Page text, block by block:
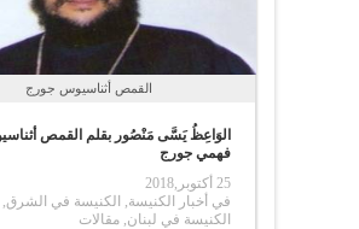
القمص أثناسيوس جورج
الوَاعِظُ يَسَّى مَنْصُور بقلم القمص
فهمي جورج
25 أكتوبر,2018
في أخبار الكنيسة, الكنيسة في الشرق,
الكنيسة في لبنان,مقالات